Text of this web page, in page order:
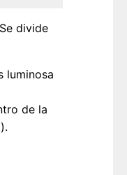
divide
luminosa
de la